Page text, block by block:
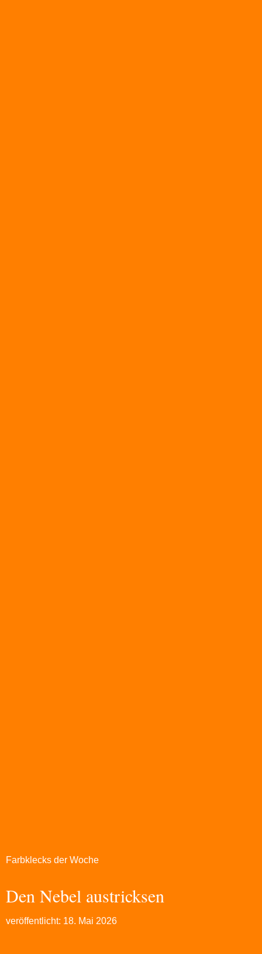
Farbklecks der Woche
Den Nebel austricksen
veröffentlicht: 18. Mai 2026